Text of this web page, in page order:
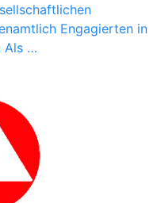
Engagierten in
Als …